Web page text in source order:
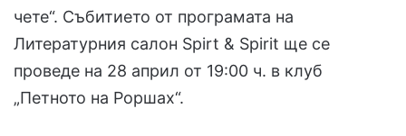
чете“. Събитието от програмата на
Литературния салон Spirt & Spirit ще се
проведе на 28 април от 19:00 ч. в клуб
„Петното на Роршах“.